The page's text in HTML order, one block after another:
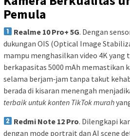
Pemula
Realme 10 Pro+ 5G. Dengan
dukungan OIS (Optical Image
mampu menghasilkan video 4K yang
berkapasitas 5000 mAh memastikan
selama berjam‑jam tanpa takut
berada di kisaran menengah
terbaik untuk konten TikTok murah
Redmi Note 12 Pro. Dilengkapi
dengan mode portrait dan AI scene